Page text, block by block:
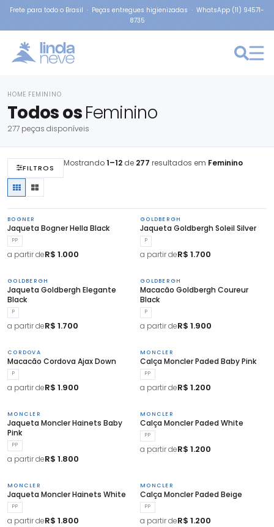
Frete para todo o Brasil · Peças entregues higienizadas · WhatsApp (11) 94571-
8735
HOME FEMININO
Todos osFeminino
277 peças disponíveis
FILTROS Mostrando1–12 de 277 resultados em Feminino
BOGNER
Jaqueta Bogner Hella Black
PP
a partir deR$ 1.000
GOLDBERGH
Jaqueta Goldbergh Soleil Silver
P
a partir deR$ 1.700
GOLDBERGH
Jaqueta Goldbergh Elegante
Black
P
a partir deR$ 1.700
GOLDBERGH
Macacão Goldbergh Coureur
Black
P
a partir deR$ 1.900
CORDOVA
Macacão Cordova Ajax Down
P
a partir deR$ 1.900
MONCLER
Calça Moncler Paded Baby Pink
PP
a partir deR$ 1.200
MONCLER
Jaqueta Moncler Hainets Baby
Pink
PP
a partir deR$ 1.800
MONCLER
Calça Moncler Paded White
PP
a partir deR$ 1.200
MONCLER
Jaqueta Moncler Hainets White
PP
a partir deR$ 1.800
MONCLER
Calça Moncler Paded Beige
PP
a partir deR$ 1.200